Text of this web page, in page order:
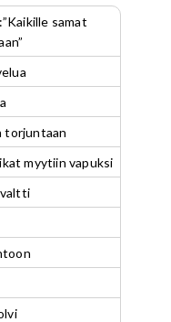
samat
torjuntaan
myytiin vapuksi